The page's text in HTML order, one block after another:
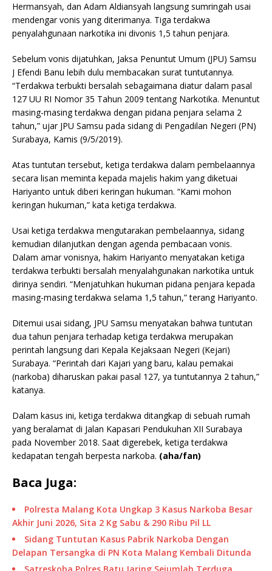
Hermansyah, dan Adam Aldiansyah langsung sumringah usai
mendengar vonis yang diterimanya. Tiga terdakwa
penyalahgunaan narkotika ini divonis 1,5 tahun penjara.
Sebelum vonis dijatuhkan, Jaksa Penuntut Umum (JPU) Samsu
J Efendi Banu lebih dulu membacakan surat tuntutannya.
“Terdakwa terbukti bersalah sebagaimana diatur dalam pasal
127 UU RI Nomor 35 Tahun 2009 tentang Narkotika. Menuntut
masing-masing terdakwa dengan pidana penjara selama 2
tahun,” ujar JPU Samsu pada sidang di Pengadilan Negeri (PN)
Surabaya, Kamis (9/5/2019).
Atas tuntutan tersebut, ketiga terdakwa dalam pembelaannya
secara lisan meminta kepada majelis hakim yang diketuai
Hariyanto untuk diberi keringan hukuman. “Kami mohon
keringan hukuman,” kata ketiga terdakwa.
Usai ketiga terdakwa mengutarakan pembelaannya, sidang
kemudian dilanjutkan dengan agenda pembacaan vonis.
Dalam amar vonisnya, hakim Hariyanto menyatakan ketiga
terdakwa terbukti bersalah menyalahgunakan narkotika untuk
dirinya sendiri. “Menjatuhkan hukuman pidana penjara kepada
masing-masing terdakwa selama 1,5 tahun,” terang Hariyanto.
Ditemui usai sidang, JPU Samsu menyatakan bahwa tuntutan
dua tahun penjara terhadap ketiga terdakwa merupakan
perintah langsung dari Kepala Kejaksaan Negeri (Kejari)
Surabaya. “Perintah dari Kajari yang baru, kalau pemakai
(narkoba) diharuskan pakai pasal 127, ya tuntutannya 2 tahun,”
katanya.
Dalam kasus ini, ketiga terdakwa ditangkap di sebuah rumah
yang beralamat di Jalan Kapasari Pendukuhan XII Surabaya
pada November 2018. Saat digerebek, ketiga terdakwa
kedapatan tengah berpesta narkoba. (aha/fan)
Baca Juga:
Polresta Malang Kota Ungkap 3 Kasus Narkoba Besar
Akhir Juni 2026, Sita 2 Kg Sabu & 290 Ribu Pil LL
Sidang Tuntutan Kasus Pabrik Narkoba Dengan
Delapan Tersangka di PN Kota Malang Kembali Ditunda